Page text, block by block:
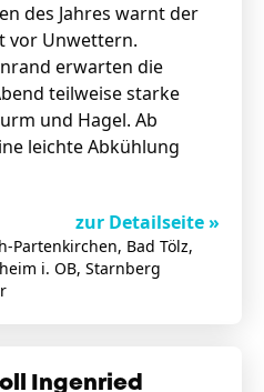
des Jahres warnt der
vor Unwettern.
erwarten die
teilweise starke
und Hagel. Ab
leichte Abkühlung
zur Detailseite »
Partenkirchen, Bad Tölz,
i. OB, Starnberg
Ingenried